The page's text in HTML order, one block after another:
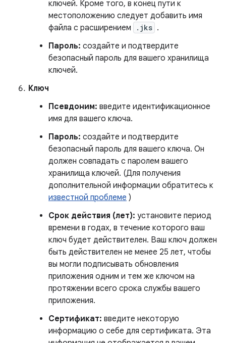
ключей. Кроме того, в конец пути к
местоположению следует добавить имя
файла с расширением
.jks .
Пароль: создайте и подтвердите
безопасный пароль для вашего хранилища
ключей.
Ключ
Псевдоним: введите идентификационное
имя для вашего ключа.
Пароль: создайте и подтвердите
безопасный пароль для вашего ключа. Он
должен совпадать с паролем вашего
хранилища ключей. (Для получения
дополнительной информации обратитесь к
известной проблеме )
Срок действия (лет): установите период
времени в годах, в течение которого ваш
ключ будет действителен. Ваш ключ должен
быть действителен не менее 25 лет, чтобы
вы могли подписывать обновления
приложения одним и тем же ключом на
протяжении всего срока службы вашего
приложения.
Сертификат: введите некоторую
информацию о себе для сертификата. Эта